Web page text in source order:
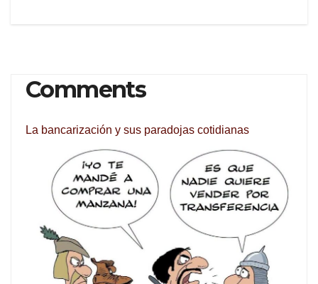
Comments
La bancarización y sus paradojas cotidianas